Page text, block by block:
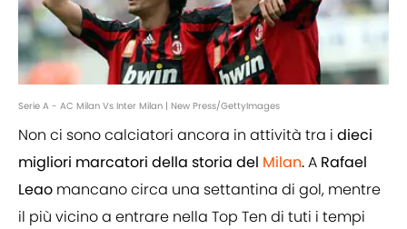
Serie A - AC Milan Vs Inter Milan | New Press/GettyImages
Non ci sono calciatori ancora in attività tra i dieci
migliori marcatori della storia del Milan.A Rafael
Leao mancano circa una settantina di gol, mentre
il più vicino a entrare nella Top Ten di tuti i tempi